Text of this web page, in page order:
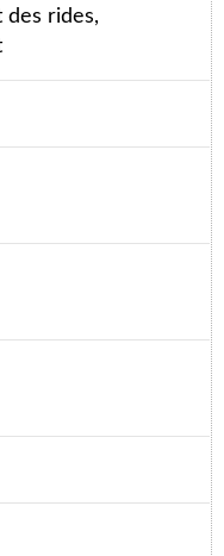
des rides,